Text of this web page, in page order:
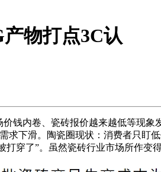
物打点3C认
内卷、瓷砖报价越来越低等现象
求下滑。陶瓷圈现状：消费者只
穿了”。虽然瓷砖行业市场所作变